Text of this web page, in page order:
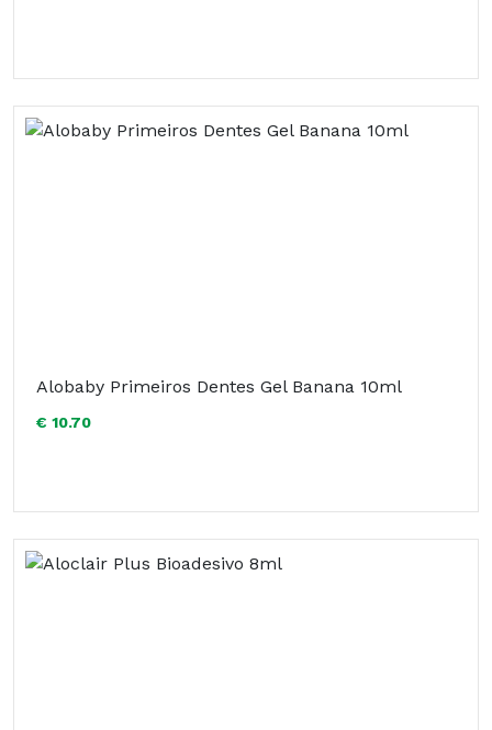
Alobaby Primeiros Dentes Gel Banana 10ml
€ 10.70